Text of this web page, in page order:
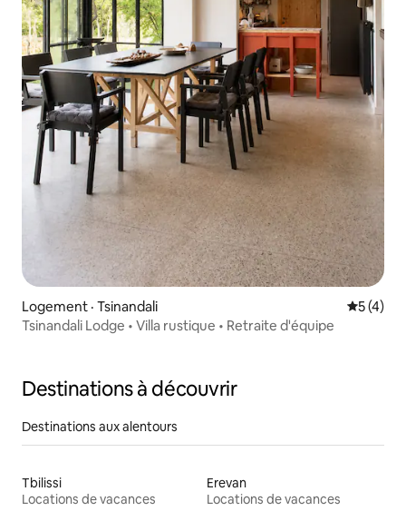
Logement · Tsinandali Note
5 (4)
Tsinandali Lodge • Villa rustique • Retraite d'équipe
Destinations à découvrir
Destinations aux alentours
Tbilissi
Locations de vacances
Erevan
Locations de vacances